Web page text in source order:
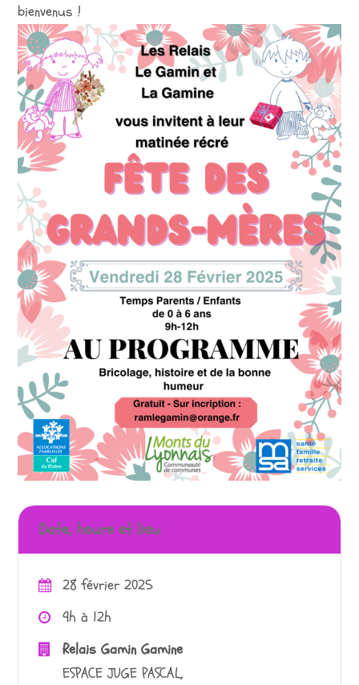
bienvenus !
Date, heure et lieu
28 février 2025
9h à 12h
Relais Gamin Gamine
ESPACE JUGE PASCAL,